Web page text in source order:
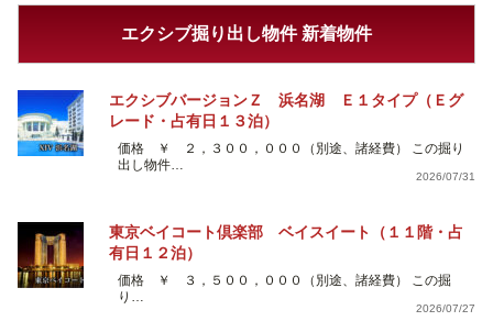
エクシブ掘り出し物件 新着物件
エクシブバージョンＺ 浜名湖 Ｅ１タイプ（Ｅグ
レード・占有日１３泊）
価格 ￥ ２，３００，０００（別途、諸経費） この掘り
出し物件…
2026/07/31
東京ベイコート倶楽部 ベイスイート（１１階・占
有日１２泊）
価格 ￥ ３，５００，０００（別途、諸経費） この掘
り…
2026/07/27